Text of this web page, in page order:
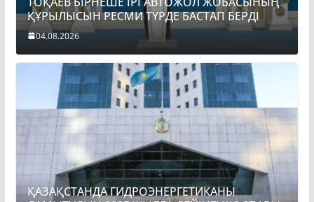
ТОҚАЕВ БІРНЕШЕ ІРІ АВТОЖОЛ ЖОБАСЫНЫҢ
ҚҰРЫЛЫСЫН РЕСМИ ТҮРДЕ БАСТАП БЕРДІ
04.08.2026
ҚАЗАҚСТАНДА ГИДРОЭНЕРГЕТИКАНЫ